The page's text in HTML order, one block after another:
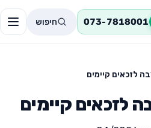
073-7818001 חיפוש
לזכאים קיימים
לזכאים קיימים